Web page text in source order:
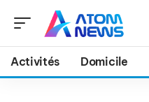
Activités Domicile